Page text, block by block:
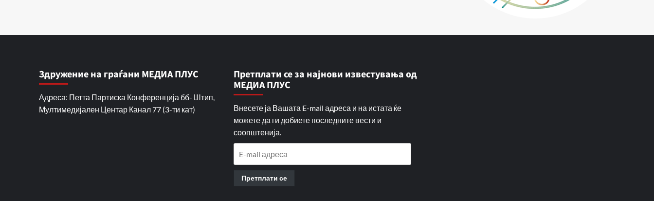
Здружение на граѓани МЕДИА ПЛУС
Адреса: Петта Партиска Конференција бб- Штип,
Мултимедијален Центар Канал 77 (3-ти кат)
Претплати се за најнови известувања од
МЕДИА ПЛУС
Внесете ја Вашата E-mail адреса и на истата ќе
можете да ги добиете последните вести и
соопштенија.
Претплати се